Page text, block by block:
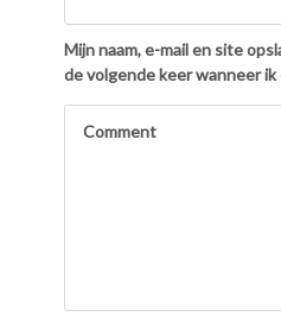
Mijn naam, e-mail en site
de volgende keer wanneer